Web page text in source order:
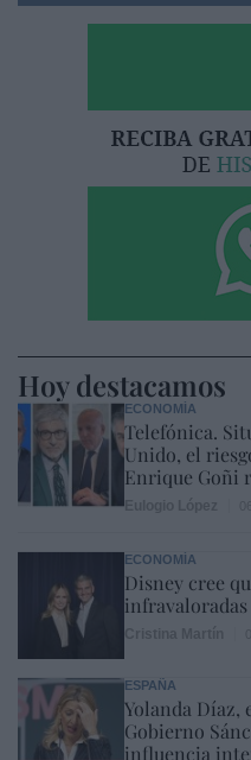
Hoy destacamos
ECONOMÍA
Telefónica.
Unido, el
Enrique Goñi
ECONOMÍA
Disney cree
ESPAÑA
Yolanda Díaz,
Gobierno
influencia